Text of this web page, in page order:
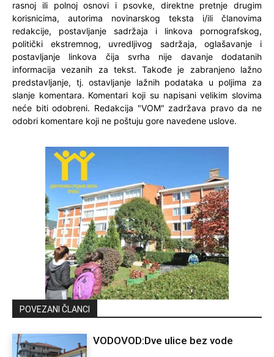
rasnoj ili polnoj osnovi i psovke, direktne pretnje drugim
korisnicima, autorima novinarskog teksta i/ili članovima
redakcije, postavljanje sadržaja i linkova pornografskog,
politički ekstremnog, uvredljivog sadržaja, oglašavanje i
postavljanje linkova čija svrha nije davanje dodatanih
informacija vezanih za tekst. Takođe je zabranjeno lažno
predstavljanje, tj. ostavljanje lažnih podataka u poljima za
slanje komentara. Komentari koji su napisani velikim slovima
neće biti odobreni. Redakcija "VOM" zadržava pravo da ne
odobri komentare koji ne poštuju gore navedene uslove.
POVEZANI ČLANCI
VODOVOD:Dve ulice bez vode